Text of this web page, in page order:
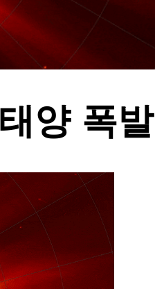
양 폭발